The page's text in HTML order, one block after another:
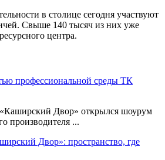
в столице сегодня участвуют
Свыше 140 тысяч из них уже
центра.
профессиональной среды ТК
Двор» открылся шоурум
производителя ...
Двор»: пространство, где